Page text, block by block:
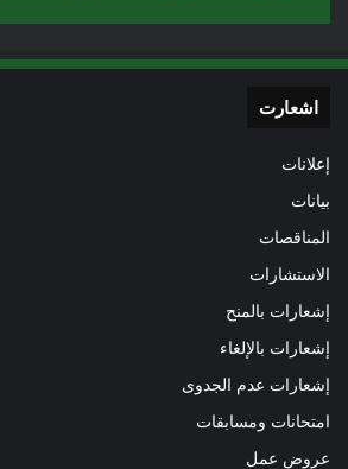
اشعارت
إعلانات
بيانات
المناقصات
الاستشارات
إشعارات بالمنح
إشعارات بالإلغاء
إشعارات عدم الجدوى
امتحانات ومسابقات
عروض عمل